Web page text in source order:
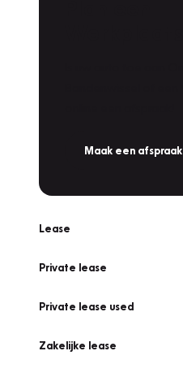
Maak een afspraak
Lease
Private lease
Private lease used
Zakelijke lease